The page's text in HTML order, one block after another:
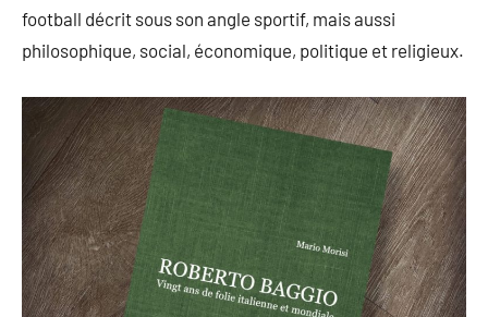
football décrit sous son angle sportif, mais aussi
philosophique, social, économique, politique et religieux.